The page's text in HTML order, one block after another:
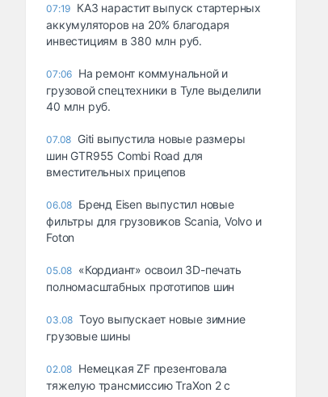
07:19 КАЗ нарастит выпуск стартерных
аккумуляторов на 20% благодаря
инвестициям в 380 млн руб.
07:06 На ремонт коммунальной и
грузовой спецтехники в Туле выделили
40 млн руб.
07.08 Giti выпустила новые размеры
шин GTR955 Combi Road для
вместительных прицепов
06.08 Бренд Eisen выпустил новые
фильтры для грузовиков Scania, Volvo и
Foton
05.08 «Кордиант» освоил 3D-печать
полномасштабных прототипов шин
03.08 Toyo выпускает новые зимние
грузовые шины
02.08 Немецкая ZF презентовала
тяжелую трансмиссию TraXon 2 с